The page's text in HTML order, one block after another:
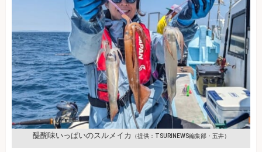
醍醐味いっぱいのスルメイカ （提供：TSURINEWS編集部・五井）